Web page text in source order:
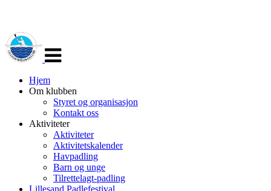
navigasjon
Hjem
Om klubben
Styret og organisasjon
Kontakt oss
Aktiviteter
Aktiviteter
Aktivitetskalender
Havpadling
Barn og unge
Tilrettelagt-padling
Lillesand Padlefestival